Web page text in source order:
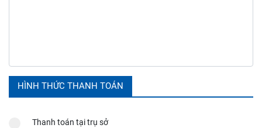
HÌNH THỨC THANH TOÁN
Thanh toán tại trụ sở